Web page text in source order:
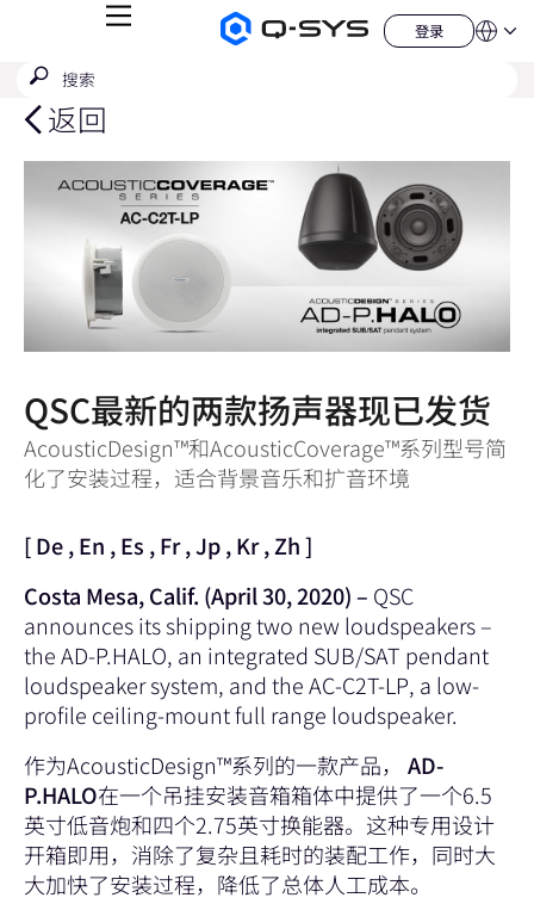
Q-
页
菜
登录
登
录
语
QSYS.com (English)
India (English)
Deutsch
Español
Français
China (中文)
提
搜
返回
QSC最新的两款扬声器现已发货
AcousticDesign™和AcousticCoverage™系列型号简
化了安装过程，适合背景音乐和扩音环境
[De,En ,Es ,Fr,Jp,Kr,Zh]
Costa Mesa, Calif. (April 30, 2020) – QSC
announces its shipping two new loudspeakers –
theAD-P.HALO, an integrated SUB/SAT pendant
loudspeaker system, and theAC-C2T-LP, a low-
profile ceiling-mount full range loudspeaker.
作为AcousticDesign™系列的一款产品， AD-
P.HALO在一个吊挂安装音箱箱体中提供了一个6.5
英寸低音炮和四个2.75英寸换能器。这种专用设计
开箱即用，消除了复杂且耗时的装配工作，同时大
大加快了安装过程，降低了总体人工成本。